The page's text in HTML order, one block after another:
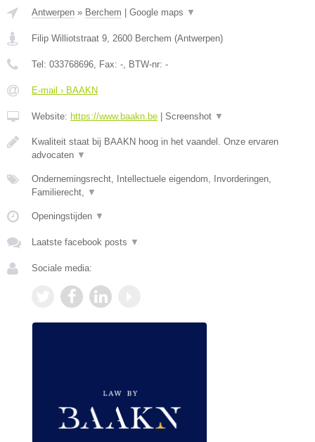
Antwerpen » Berchem Google maps ▼
Filip Williotstraat 9 2600 Berchem (Antwerpen)
Tel: 033768696 , Fax: - , BTW-nr: -
E-mail › BAAKN
Website: https://www.baakn.be Screenshot ▼
Kwaliteit staat bij BAAKN hoog in het vaandel. Onze ervaren
advocaten ▼
Ondernemingsrecht, Intellectuele eigendom, Invorderingen,
Familierecht,
▼
Openingstijden ▼
Laatste facebook posts ▼
Sociale media: